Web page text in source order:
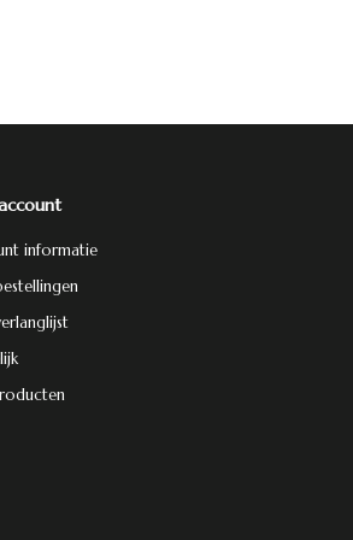
informatie